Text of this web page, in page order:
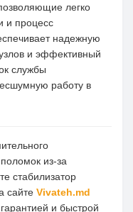
легко
и процесс
надежную
и эффективный
службы
работу в
из-за
стабилизатор
сайте Vivateh.md
и быстрой